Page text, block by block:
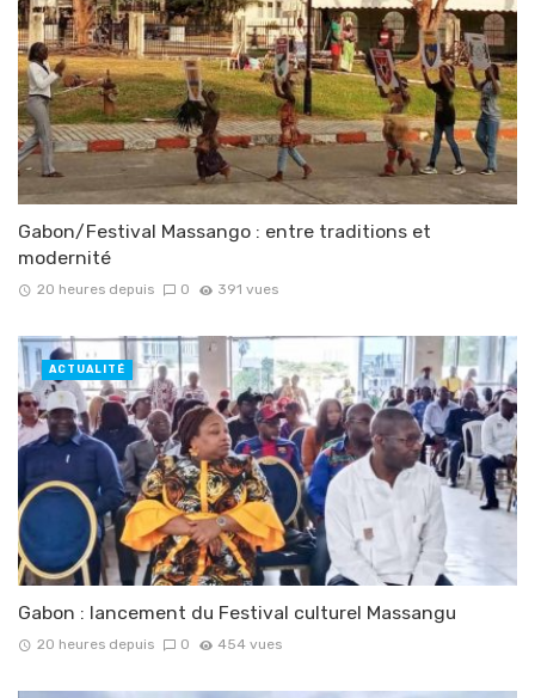
Gabon/Festival Massango : entre traditions et
modernité
20 heures depuis 0 391 vues
Gabon : lancement du Festival culturel Massangu
20 heures depuis 0 454 vues
ACTUALITÉ